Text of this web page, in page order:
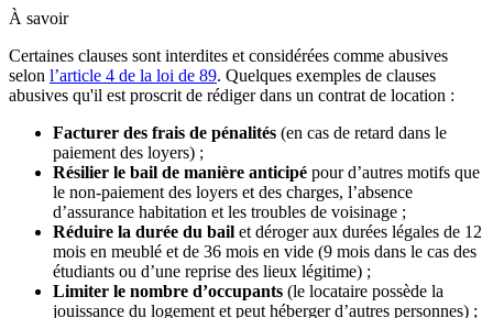
À savoir
Certaines clauses sont interdites et considérées comme abusives
selon l’article 4 de la loi de 89. Quelques exemples de clauses
abusives qu'il est proscrit de rédiger dans un contrat de location :
Facturer des frais de pénalités (en cas de retard dans le
paiement des loyers) ;
Résilier le bail de manière anticipé pour d’autres motifs que
le non-paiement des loyers et des charges, l’absence
d’assurance habitation et les troubles de voisinage ;
Réduire la durée du bail et déroger aux durées légales de 12
mois en meublé et de 36 mois en vide (9 mois dans le cas des
étudiants ou d’une reprise des lieux légitime) ;
Limiter le nombre d’occupants (le locataire possède la
jouissance du logement et peut héberger d’autres personnes) ;